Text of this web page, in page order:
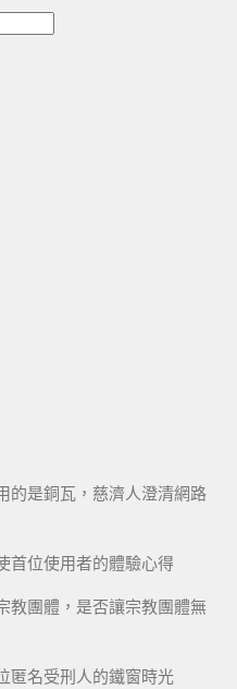
的是銅瓦，慈濟人澄清網路
首位使用者的體驗心得
教團體，是否讓宗教團體無
匿名受刑人的鐵窗時光